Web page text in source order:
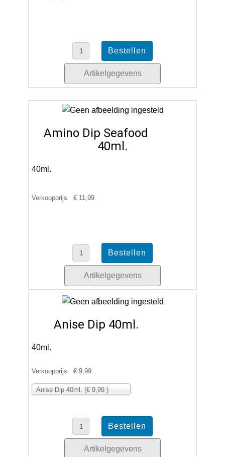
Artikelgegevens
Amino Dip Seafood
40ml.
40ml.
Verkoopprijs € 11,99
Artikelgegevens
Anise Dip 40ml.
40ml.
Verkoopprijs € 9,99
Anise Dip 40ml. (€ 9,99 )
Artikelgegevens